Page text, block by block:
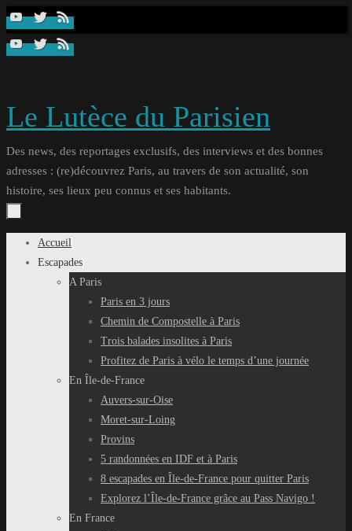
Passer
contenu
Le Lutèce du Parisien
Des news, des reportages exclusifs, des interviews et des bonnes
adresses : (re)découvrez Paris, au travers de son actualité, son
histoire, ses lieux peu connus et ses habitants.
Passer
Accueil
Escapades
A Paris
Paris en 3 jours
Chemin de Compostelle à Paris
Trois balades insolites à Paris
Profitez de Paris à vélo le temps d’une journée
En Île-de-France
Auvers-sur-Oise
Moret-sur-Loing
Provins
5 randonnées en IDF et à Paris
8 escapades en Île-de-France pour quitter Paris
Explorez l’Île-de-France grâce au Pass Navigo !
En France